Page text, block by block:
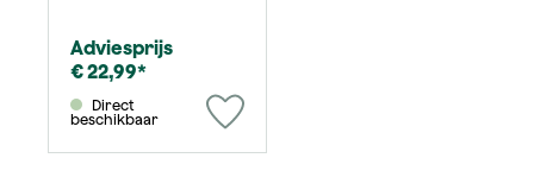
Adviesprijs
€ 22,99*
beschikbaar